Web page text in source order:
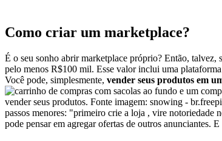
Como criar um marketplace?
É o seu sonho abrir marketplace próprio? Então,
pelo menos R$100 mil. Esse valor inclui uma
Você pode, simplesmente, vender seus produtos em
vender seus produtos. Fonte imagem: snowing -
passos menores: "primeiro crie a loja , vire notoriedade
pode pensar em agregar ofertas de outros anunciantes.